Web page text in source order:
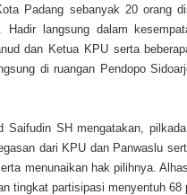
Padang sebanyak 20 orang
langsung dalam
dan Ketua KPU serta
di ruangan Pendopo
SH mengatakan,
dari KPU dan Panwaslu
menunaikan hak pilihnya.
tingkat partisipasi menyentuh 68